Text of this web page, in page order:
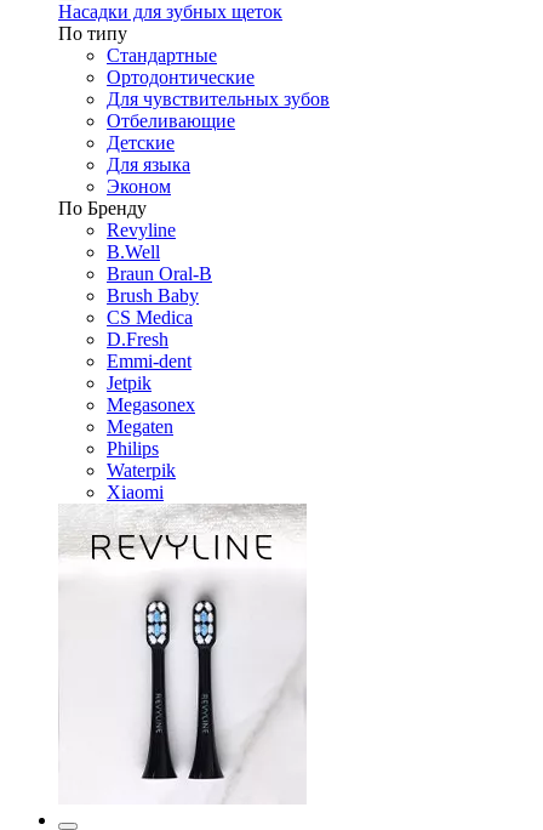
Насадки для зубных щеток
По типу
Стандартные
Ортодонтические
Для чувствительных зубов
Отбеливающие
Детские
Для языка
Эконом
По Бренду
Revyline
B.Well
Braun Oral-B
Brush Baby
CS Medica
D.Fresh
Emmi-dent
Jetpik
Megasonex
Megaten
Philips
Waterpik
Xiaomi